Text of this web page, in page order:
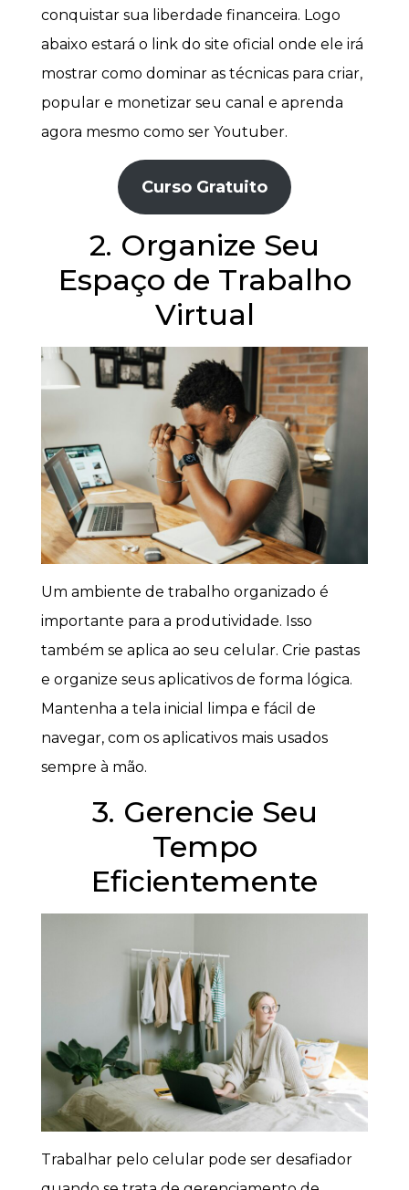
conquistar sua liberdade financeira. Logo
abaixo estará o link do site oficial onde ele irá
mostrar como dominar as técnicas para criar,
popular e monetizar seu canal e aprenda
agora mesmo como ser Youtuber.
Curso Gratuito
2. Organize Seu
Espaço de Trabalho
Virtual
Um ambiente de trabalho organizado é
importante para a produtividade. Isso
também se aplica ao seu celular. Crie pastas
e organize seus aplicativos de forma lógica.
Mantenha a tela inicial limpa e fácil de
navegar, com os aplicativos mais usados
sempre à mão.
3. Gerencie Seu
Tempo
Eficientemente
Trabalhar pelo celular pode ser desafiador